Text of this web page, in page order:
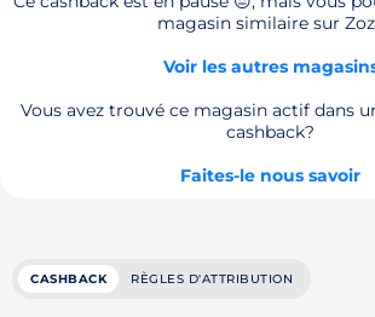
magasin similaire sur
Voir les autres
Vous avez trouvé ce magasin actif dans
cashback?
Faites-le nous savoir
CASHBACK RÈGLES D'ATTRIBUTION